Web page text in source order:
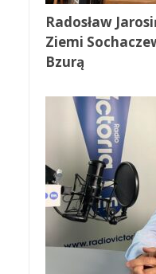
Radosław
Ziemi
Bzurą